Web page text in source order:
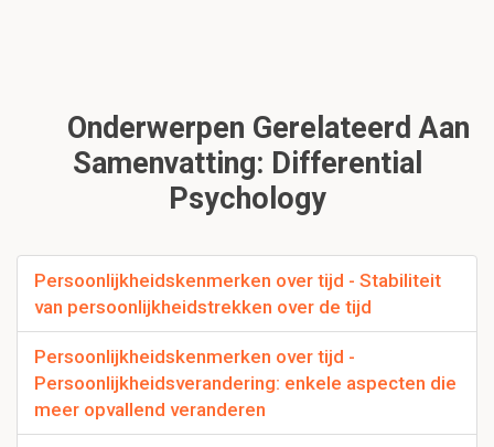
Onderwerpen Gerelateerd Aan
Samenvatting: Differential
Psychology
Persoonlijkheidskenmerken over tijd - Stabiliteit
van persoonlijkheidstrekken over de tijd
Persoonlijkheidskenmerken over tijd -
Persoonlijkheidsverandering: enkele aspecten die
meer opvallend veranderen